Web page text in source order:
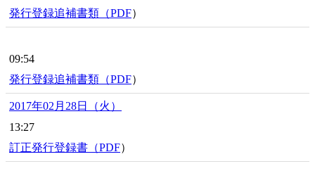
発行登録追補書類（PDF）
09:54
発行登録追補書類（PDF）
2017年02月28日（火）
13:27
訂正発行登録書（PDF）